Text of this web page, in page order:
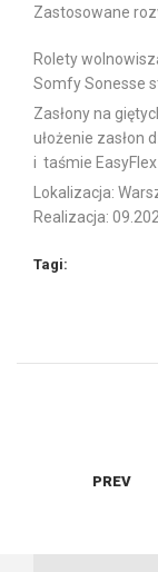
Zastosowane
Rolety
Somfy Sonesse
Zasłony na
ułożenie zasłon
i taśmie EasyFlex .
Lokalizacja:
Realizacja:
Tagi:
PREV